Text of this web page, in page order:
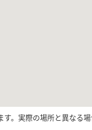
。実際の場所と異なる場